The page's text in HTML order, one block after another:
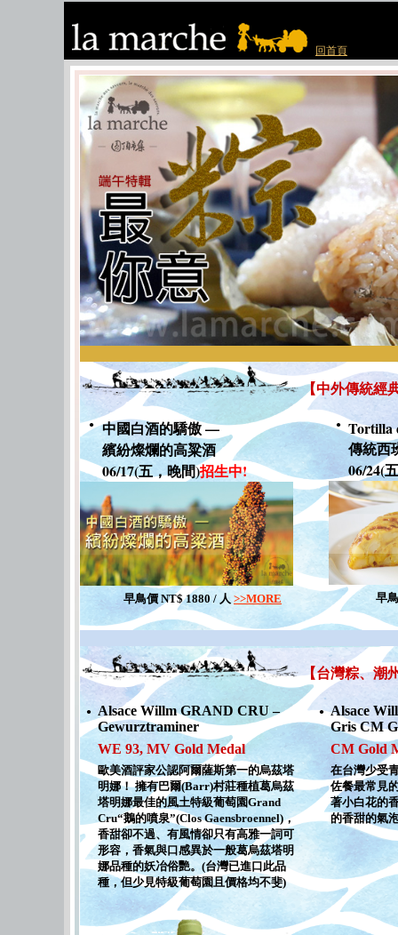
回首頁
【中外傳統經
●
中國白酒的驕傲 —
繽紛燦爛的高粱酒
06/17(五，晚間)招生中!
早鳥價 NT$ 1880 / 人 >>MORE
●
Tortilla
傳統西
06/24(
早
【台灣粽、潮
●
Alsace Willm GRAND CRU –
Gewurztraminer
WE 93, MV Gold Medal
歐美酒評家公認阿爾薩斯第一的烏茲塔
明娜！ 擁有巴爾(Barr)村莊種植葛烏茲
塔明娜最佳的風土特級葡萄園Grand
Cru“鵝的噴泉”(Clos Gaensbroennel)，
香甜卻不過、有風情卻只有高雅一詞可
形容，香氣與口感異於一般葛烏茲塔明
娜品種的妖冶俗艷。(台灣已進口此品
種，但少見特級葡萄園且價格均不斐)
● Alsace
Gris CM
CM Gold
在台灣少受
佐餐最常見
著小白花的
的香甜的氣